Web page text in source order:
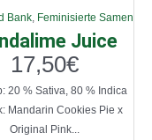
Bank, Feminisierte Samen
Juice
17,50€
20 % Sativa, 80 % Indica
Mandarin Cookies Pie x
Original Pink...